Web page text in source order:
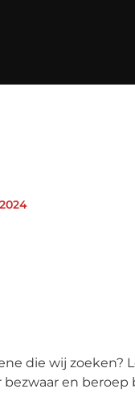
die wij zoeken?
en beroep